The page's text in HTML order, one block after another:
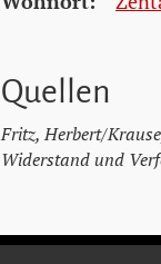
Quellen
Fritz, Herbert/
Widerstand und